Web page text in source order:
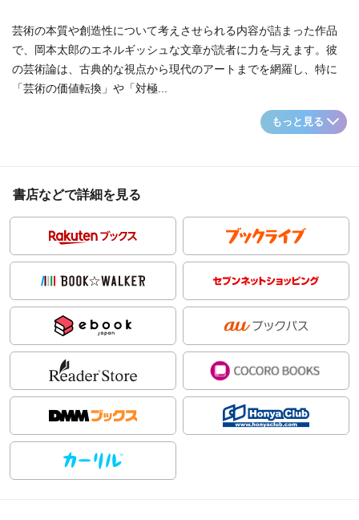
芸術の本質や創造性について考えさせられる内容が詰まった作品
で、岡本太郎のエネルギッシュな文章が読者に力を与えます。彼
の芸術論は、古典的な視点から現代のアートまでを網羅し、特に
「芸術の価値転換」や「対極...
もっと見る
書店などで詳細を見る